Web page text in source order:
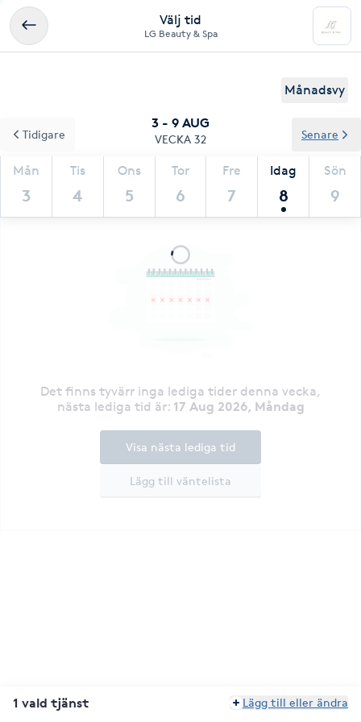
Välj tid
LG Beauty & Spa
Månadsvy
3 - 9 AUG
VECKA 32
Mån
3
Tis
4
Ons
5
Tor
6
Fre
7
Idag
8
Sön
9
Tidigare Senare
Det finns tyvärr inga lediga tider denna vecka,
nästa lediga tid är: 17 Aug 2026, Måndag
Lägg till väntelista
Visa nästa lediga tid
1 vald tjänst Lägg till eller ändra